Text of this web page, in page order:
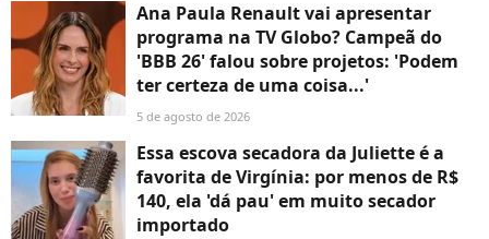
Ana Paula Renault vai apresentar
programa na TV Globo? Campeã do
'BBB 26' falou sobre projetos: 'Podem
ter certeza de uma coisa...'
5 de agosto de 2026
Essa escova secadora da Juliette é a
favorita de Virgínia: por menos de R$
140, ela 'dá pau' em muito secador
importado